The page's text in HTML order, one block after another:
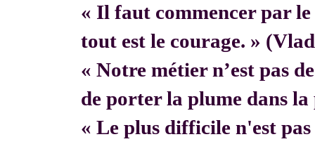
« Il faut commencer par le
tout est le courage. »
« Notre métier n’est pas
de porter la plume dans
« Le plus difficile n'est